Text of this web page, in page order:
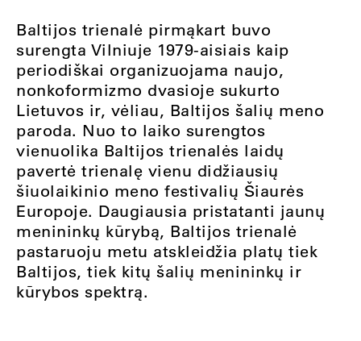
Baltijos trienalė pirmąkart buvo
surengta Vilniuje 1979-aisiais kaip
periodiškai organizuojama naujo,
nonkoformizmo dvasioje sukurto
Lietuvos ir, vėliau, Baltijos šalių meno
paroda. Nuo to laiko surengtos
vienuolika Baltijos trienalės laidų
pavertė trienalę vienu didžiausių
šiuolaikinio meno festivalių Šiaurės
Europoje. Daugiausia pristatanti jaunų
menininkų kūrybą, Baltijos trienalė
pastaruoju metu atskleidžia platų tiek
Baltijos, tiek kitų šalių menininkų ir
kūrybos spektrą.